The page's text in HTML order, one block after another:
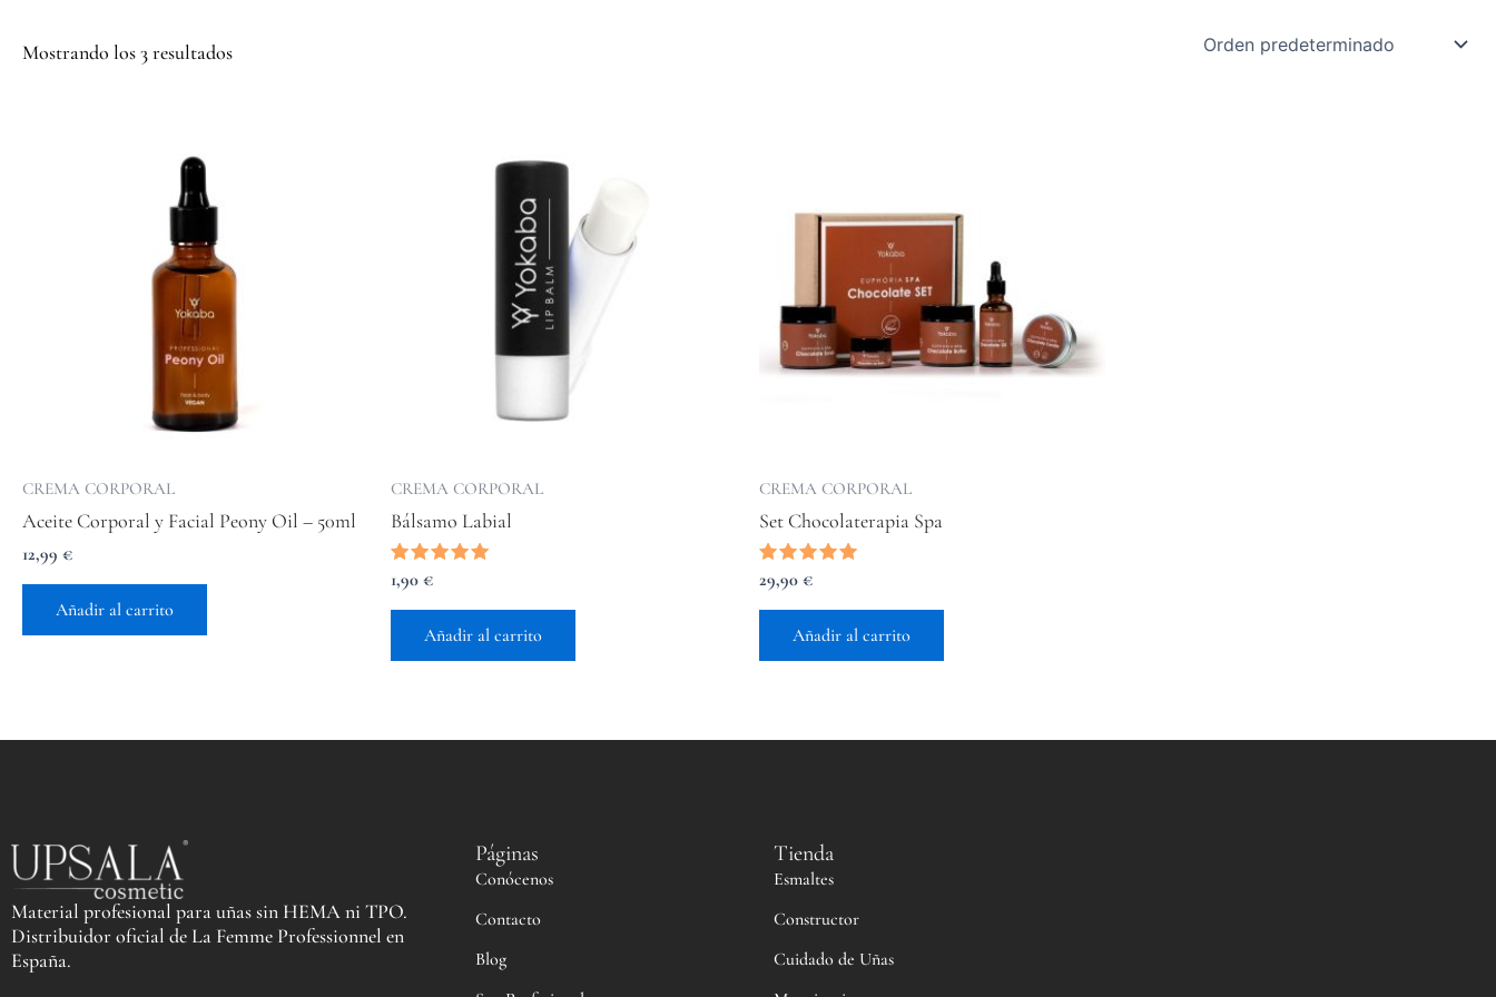
Mostrando los 3 resultados
CREMA CORPORAL
Aceite Corporal y Facial Peony Oil – 50ml
12,99 €
Añadir al carrito
CREMA CORPORAL
Bálsamo Labial
Valorado
con
5.00
1,90 €
Añadir al carrito
CREMA CORPORAL
Set Chocolaterapia Spa
Valorado
con
5.00
29,90 €
Añadir al carrito
Material profesional para uñas sin HEMA ni TPO.
Distribuidor oficial de La Femme Professionnel en
España.
Páginas
Conócenos
Contacto
Blog
Tienda
Esmaltes
Constructor
Cuidado de Uñas